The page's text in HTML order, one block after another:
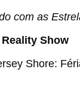
com as
Show
Shore: